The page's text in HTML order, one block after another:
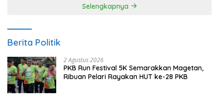
Selengkapnya
Berita Politik
2 Agustus 2026
PKB Run Festival 5K Semarakkan Magetan,
Ribuan Pelari Rayakan HUT ke-28 PKB